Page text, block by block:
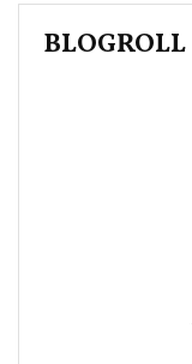
BLOGROLL